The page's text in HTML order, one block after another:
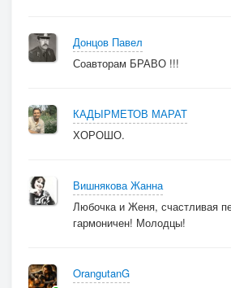
Донцов Павел
Соавторам БРАВО !!!
КАДЫРМЕТОВ МАРАТ
ХОРОШО.
Вишнякова Жанна
Любочка и Женя, счастливая
гармоничен! Молодцы!
OrangutanG